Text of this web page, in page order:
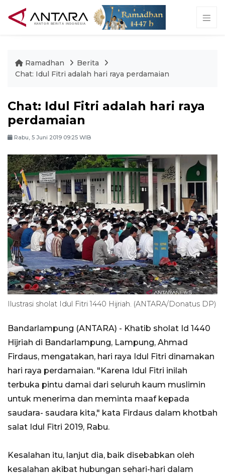
Ramadhan
Berita
Chat: Idul Fitri adalah hari raya perdamaian
Chat: Idul Fitri adalah hari raya
perdamaian
Rabu, 5 Juni 2019 09:25 WIB
Ilustrasi sholat Idul Fitri 1440 Hijriah. (ANTARA/Donatus DP)
Bandarlampung (ANTARA) - Khatib sholat Id 1440
Hijriah di Bandarlampung, Lampung, Ahmad
Firdaus, mengatakan, hari raya Idul Fitri dinamakan
hari raya perdamaian. "Karena Idul Fitri inilah
terbuka pintu damai dari seluruh kaum muslimin
untuk menerima dan meminta maaf kepada
saudara- saudara kita," kata Firdaus dalam khotbah
salat Idul Fitri 2019, Rabu.
Kesalahan itu, lanjut dia, baik disebabkan oleh
kesalahan akibat hubungan sehari-hari dalam